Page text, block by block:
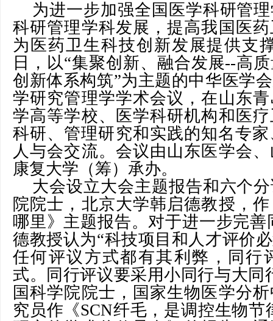
为进一步加强全国医学科研管
科研管理学科发展，提高我国医
为医药卫生科技创新发展提供支
日，以“集聚创新、融合发展--高
创新体系构筑”为主题的中华医学
学研究管理学学术会议，在山东
学高等学校、医学科研机构和医
科研、管理研究和实践的知名专
人与会交流。会议由山东医学会
康复大学（筹）承办。
大会设立大会主题报告和六个
院院士，北京大学韩启德教授，
哪里》主题报告。对于进一步完
德教授认为“科技项目和人才评价
任何评议方式都有其利弊，同行
式。同行评议要采用小同行与大同
国科学院院士，国家生物医学分
究员作《SCN纤毛，是调控生物